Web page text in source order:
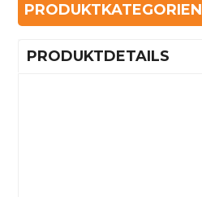
PRODUKTKATEGORIEN
PRODUKTDETAILS